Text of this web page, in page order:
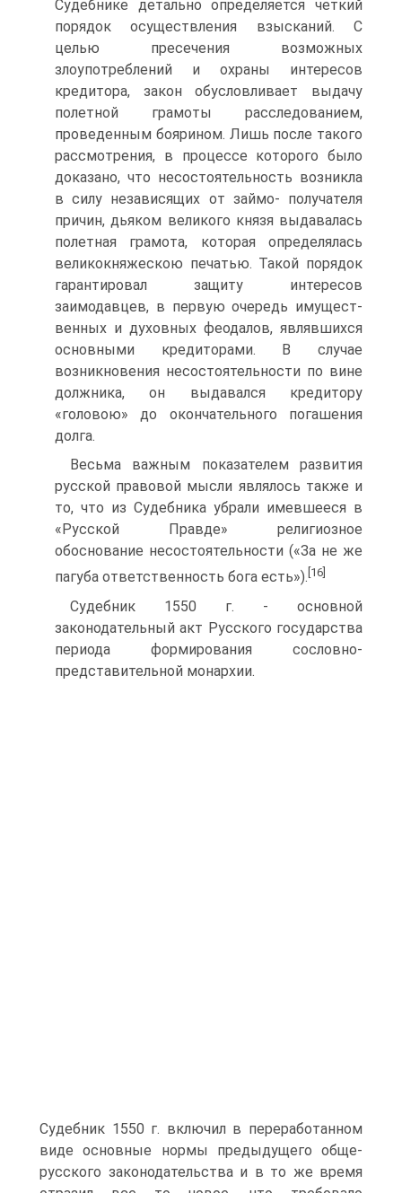
Судебнике детально определя­ется четкий
порядок осуществления взысканий. C
целью пресечения возможных
злоупотреблений и охраны интересов
кредитора, закон обу­словливает выдачу
полетной грамоты расследованием,
проведенным боярином. Лишь после такого
рассмотрения, в процессе которого было
доказано, что несостоятельность возникла
в силу независящих от займо- получателя
причин, дьяком великого князя выдавалась
полетная грамо­та, которая определялась
великокняжескою печатью. Такой порядок
га­рантировал защиту интересов
заимодавцев, в первую очередь имущест­
венных и духовных феодалов, являвшихся
основными кредиторами. В случае
возникновения несостоятельности по вине
должника, он выда­вался кредитору
«головою» до окончательного погашения
долга.
Весьма важным показателем развития
русской правовой мысли являлось также и
то, что из Судебника убрали имевшееся в
«Русской Правде» религиозное
обоснование несостоятельности («За не же
пагуба ответственность бога есть»). [16]
Судебник 1550 г. - основной
законодательный акт Русского госу­дарства
периода формирования сословно-
представительной монархии.
Судебник 1550 г. включил в переработанном
виде основные нормы пре­дыдущего обще-
русского законодательства и в то же время